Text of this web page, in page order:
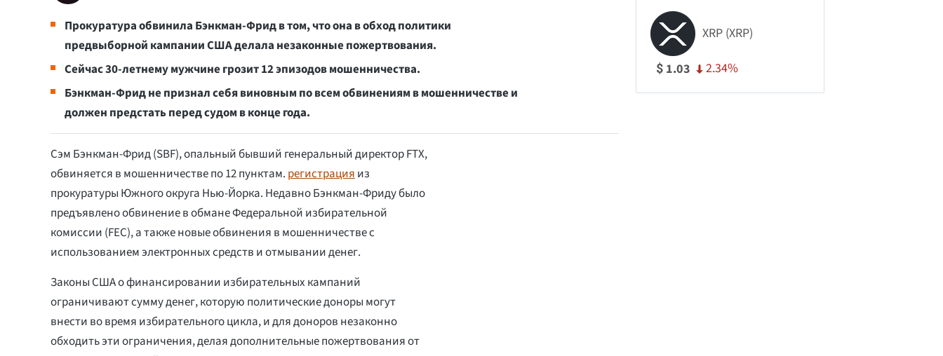
Прокуратура обвинила Бэнкман-Фрид в том, что она в обход политики
предвыборной кампании США делала незаконные пожертвования.
Сейчас 30-летнему мужчине грозит 12 эпизодов мошенничества.
Бэнкман-Фрид не признал себя виновным по всем обвинениям в мошенничествеи
должен предстать перед судом в конце года.
Сэм Бэнкман-Фрид (SBF), опальный бывший генеральный директор FTX,
обвиняется в мошенничестве по 12 пунктам. регистрация из
прокуратуры Южного округа Нью-Йорка. Недавно Бэнкман-Фриду было
предъявлено обвинение в обмане Федеральной избирательной
комиссии (FEC), а также новые обвинения в мошенничестве с
использованием электронных средств и отмывании денег.
Законы США о финансировании избирательных кампаний
ограничивают сумму денег, которую политические доноры могут
внести во время избирательного цикла, и для доноров незаконно
обходить эти ограничения, делая дополнительные пожертвования от
XRP (XRP)
$ 1.03 2.34%